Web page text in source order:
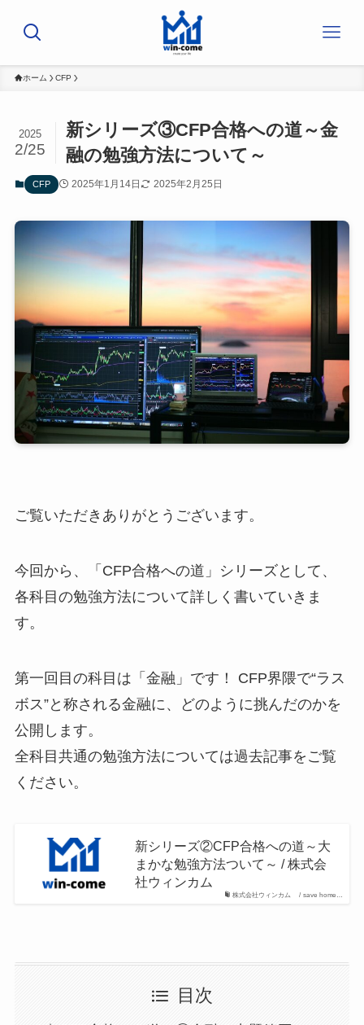
ホーム CFP
新シリーズ③CFP合格への道～金
融の勉強方法について～
2025
2/25
CFP 2025年1月14日 2025年2月25日
ご覧いただきありがとうございます。
今回から、「CFP合格への道」シリーズとして、
各科目の勉強方法について詳しく書いていきま
す。
第一回目の科目は「金融」です！ CFP界隈で“ラス
ボス”と称される金融に、どのように挑んだのかを
公開します。
全科目共通の勉強方法については過去記事をご覧
ください。
株式会社ウィンカム / save home…
新シリーズ②CFP合格への道～大
まかな勉強方法ついて～ / 株式会
社ウィンカム
目次